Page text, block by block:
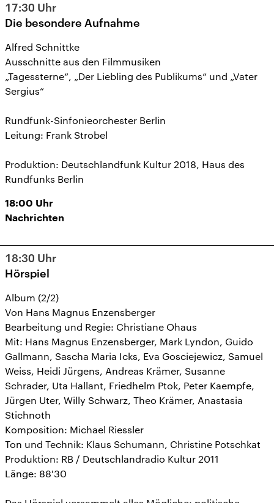
17:30 Uhr
Die besondere Aufnahme
Alfred Schnittke
Ausschnitte aus den Filmmusiken
„Tagessterne“, „Der Liebling des Publikums“ und „Vater
Sergius“
Rundfunk-Sinfonieorchester Berlin
Leitung: Frank Strobel
Produktion: Deutschlandfunk Kultur 2018, Haus des
Rundfunks Berlin
18:00 Uhr
Nachrichten
18:30 Uhr
Hörspiel
Album (2/2)
Von Hans Magnus Enzensberger
Bearbeitung und Regie: Christiane Ohaus
Mit: Hans Magnus Enzensberger, Mark Lyndon, Guido
Gallmann, Sascha Maria Icks, Eva Gosciejewicz, Samuel
Weiss, Heidi Jürgens, Andreas Krämer, Susanne
Schrader, Uta Hallant, Friedhelm Ptok, Peter Kaempfe,
Jürgen Uter, Willy Schwarz, Theo Krämer, Anastasia
Stichnoth
Komposition: Michael Riessler
Ton und Technik: Klaus Schumann, Christine Potschkat
Produktion: RB / Deutschlandradio Kultur 2011
Länge: 88'30